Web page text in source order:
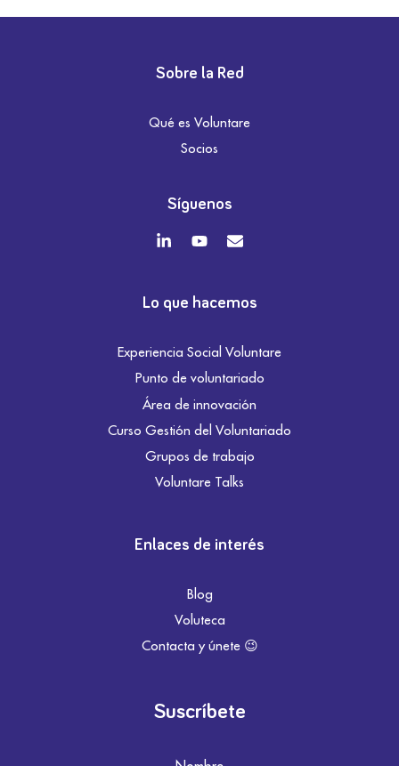
Sobre la Red
Qué es Voluntare
Socios
Síguenos
Lo que hacemos
Experiencia Social Voluntare
Punto de voluntariado
Área de innovación
Curso Gestión del Voluntariado
Grupos de trabajo
Voluntare Talks
Enlaces de interés
Blog
Voluteca
Contacta y únete 😉
Suscríbete